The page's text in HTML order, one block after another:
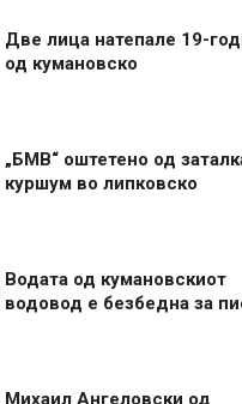
Две лица натепале 19-
од кумановско
„БМВ“ оштетено од
куршум во липковско
Водата од кумановскиот
водовод е безбедна за
Михаил Ангеловски од